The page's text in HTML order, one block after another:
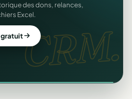
CRM.
des dons, relances,
Excel.
gratuit
sécurisé, reçu fiscal instantané
100 % gratuit.